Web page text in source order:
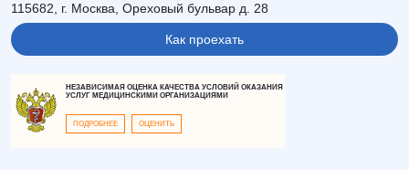
115682, г. Москва, Ореховый бульвар д. 28
Как проехать
НЕЗАВИСИМАЯ ОЦЕНКА КАЧЕСТВА УСЛОВИЙ ОКАЗАНИЯ
УСЛУГ МЕДИЦИНСКИМИ ОРГАНИЗАЦИЯМИ
ПОДРОБНЕЕ ОЦЕНИТЬ